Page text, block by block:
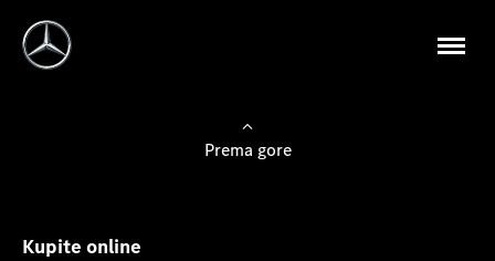
Prema gore
Kupite online